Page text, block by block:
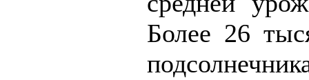
Более 26